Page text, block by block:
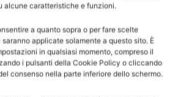
alcune caratteristiche e funzioni.
a quanto sopra o per fare scelte
applicate solamente a questo sito. È
in qualsiasi momento, compreso il
i pulsanti della Cookie Policy o cliccando
consenso nella parte inferiore dello schermo.